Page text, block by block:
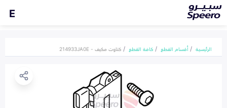
E
الرئيسية أقسام القطع كافة القطع كتاوت مكيف - 214933JA0E